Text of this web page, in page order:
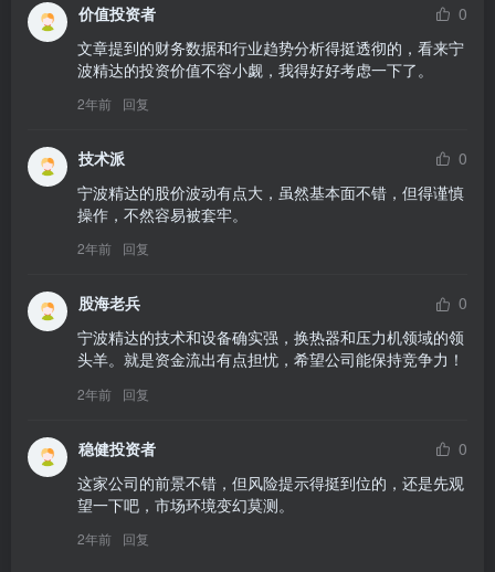
价值投资者
0
文章提到的财务数据和行业趋势分析得挺透彻的，看来宁
波精达的投资价值不容小觑，我得好好考虑一下了。
2年前 回复
技术派
0
宁波精达的股价波动有点大，虽然基本面不错，但得谨慎
操作，不然容易被套牢。
2年前 回复
股海老兵
0
宁波精达的技术和设备确实强，换热器和压力机领域的领
头羊。就是资金流出有点担忧，希望公司能保持竞争力！
2年前 回复
稳健投资者
0
这家公司的前景不错，但风险提示得挺到位的，还是先观
望一下吧，市场环境变幻莫测。
2年前 回复